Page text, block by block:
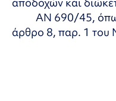
ΑΝ 690/45, όπως
άρθρο 8, παρ. 1